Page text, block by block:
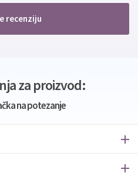
recenziju
za proizvod:
na potezanje